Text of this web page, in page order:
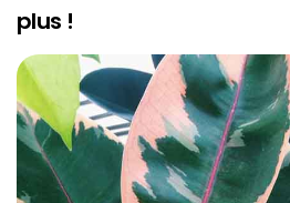
plus !